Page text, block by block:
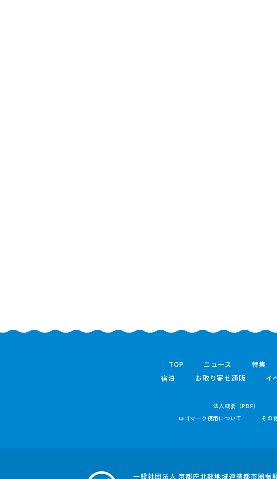
TOP ニュース 特集
宿泊
お取り寄せ通販 イ
法人概要（PDF）
ロゴマーク使用について
その
一般社団法人 京都府北部地域連携都市圏振